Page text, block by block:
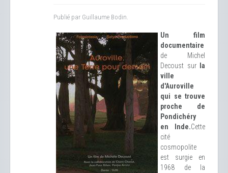
Publié par Guillaume Bodin.
Un film
documentaire
de Michel
Decoust sur
la
ville
d'Auroville
qui se trouve
proche de
Pondichéry
en Inde.Cette
cité
cosmopolite
est surgie en
1968 de la